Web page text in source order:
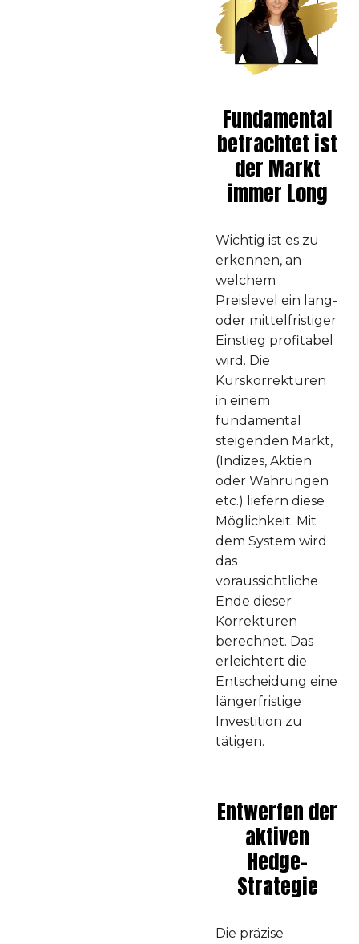
Fundamental
betrachtet ist
der Markt
immer Long
Wichtig ist es zu
erkennen, an
welchem
Preislevel ein lang-
oder mittelfristiger
Einstieg profitabel
wird. Die
Kurskorrekturen
in einem
fundamental
steigenden Markt,
(Indizes, Aktien
oder Währungen
etc.) liefern diese
Möglichkeit. Mit
dem System wird
das
voraussichtliche
Ende dieser
Korrekturen
berechnet. Das
erleichtert die
Entscheidung eine
längerfristige
Investition zu
tätigen.
Entwerfen der
aktiven
Hedge-
Strategie
Die präzise